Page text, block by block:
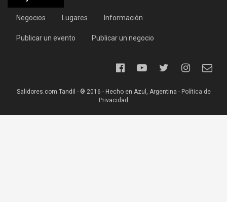
Negocios Lugares Información
Publicar un evento Publicar un negocio
Salidores.com Tandil - ® 2016 - Hecho en Azul, Argentina - Política de
Privacidad